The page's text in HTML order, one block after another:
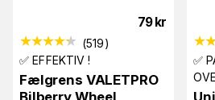
79 kr
(519)
✅ EFFEKTIV !
Fælgrens VALETPRO
Bilberry Wheel
✅